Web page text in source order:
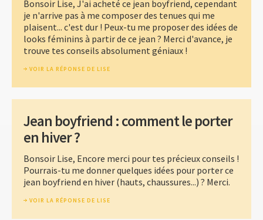
Bonsoir Lise, J'ai acheté ce jean boyfriend, cependant
je n'arrive pas à me composer des tenues qui me
plaisent... c'est dur ! Peux-tu me proposer des idées de
looks féminins à partir de ce jean ? Merci d'avance, je
trouve tes conseils absolument géniaux !
VOIR LA RÉPONSE DE LISE
Jean boyfriend : comment le porter
en hiver ?
Bonsoir Lise, Encore merci pour tes précieux conseils !
Pourrais-tu me donner quelques idées pour porter ce
jean boyfriend en hiver (hauts, chaussures...) ? Merci.
VOIR LA RÉPONSE DE LISE